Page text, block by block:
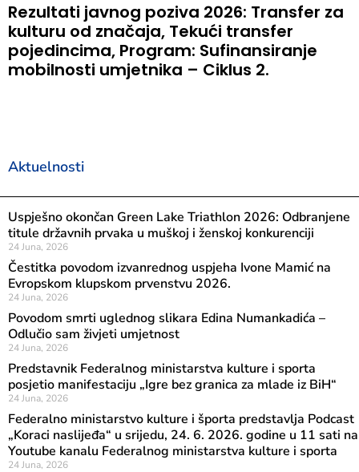
Rezultati javnog poziva 2026: Transfer za
kulturu od značaja, Tekući transfer
pojedincima, Program: Sufinansiranje
mobilnosti umjetnika – Ciklus 2.
Aktuelnosti
Uspješno okončan Green Lake Triathlon 2026: Odbranjene
titule državnih prvaka u muškoj i ženskoj konkurenciji
24 Juna, 2026
Čestitka povodom izvanrednog uspjeha Ivone Mamić na
Evropskom klupskom prvenstvu 2026.
24 Juna, 2026
Povodom smrti uglednog slikara Edina Numankadića –
Odlučio sam živjeti umjetnost
24 Juna, 2026
Predstavnik Federalnog ministarstva kulture i sporta
posjetio manifestaciju „Igre bez granica za mlade iz BiH“
24 Juna, 2026
Federalno ministarstvo kulture i športa predstavlja Podcast
„Koraci naslijeđa“ u srijedu, 24. 6. 2026. godine u 11 sati na
Youtube kanalu Federalnog ministarstva kulture i sporta
24 Juna, 2026